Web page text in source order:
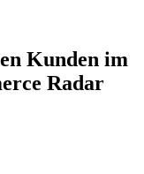
Kunden im
Radar